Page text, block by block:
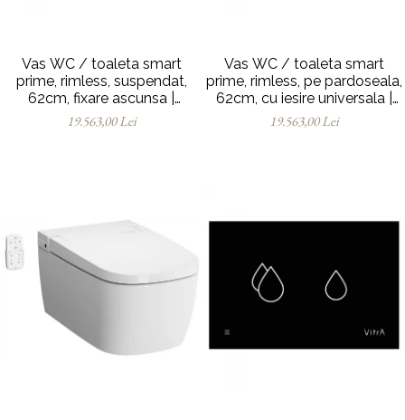
Vas WC / toaleta smart
prime, rimless, suspendat,
62cm, fixare ascunsa |
7231B403-6216
19.563,00 Lei
Vas WC / toaleta smart
prime, rimless, pe pardoseala,
62cm, cu iesire universala |
7232B403-6217
19.563,00 Lei